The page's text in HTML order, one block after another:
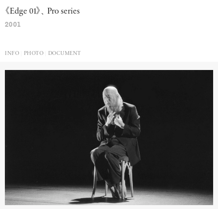
《Edge 01》、 Pro series
2001
INFO PHOTO DOCUMENT